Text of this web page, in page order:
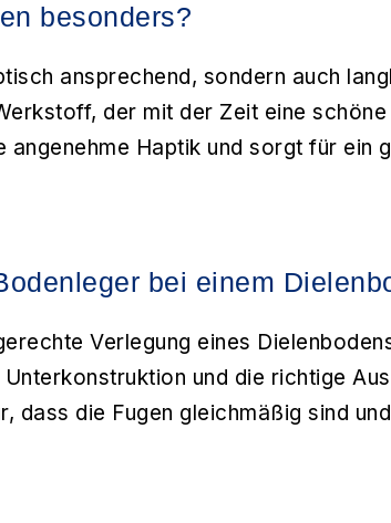
besonders?
ansprechend, sondern auch
der mit der Zeit eine schöne
Haptik und sorgt für ein
bei einem
Verlegung eines
und die richtige
dass die Fugen gleichmäßig sind